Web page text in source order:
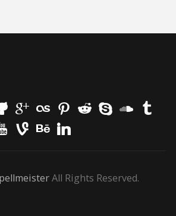
All Rights Reserved.